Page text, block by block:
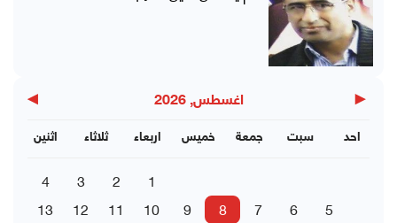
◀ اغسطس, 2026 ▶
اثنين ثلاثاء اربعاء خميس جمعة سبت احد
1
2
3
4
5
6
7
8
9
10
11
12
13